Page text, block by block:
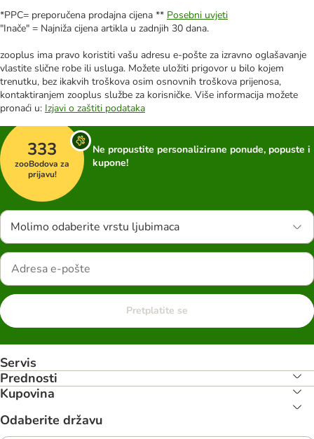
*PPC= preporučena prodajna cijena ** Posebni uvjeti
"Inače" = Najniža cijena artikla u zadnjih 30 dana.
zooplus ima pravo koristiti vašu adresu e-pošte za izravno oglašavanje
vlastite slične robe ili usluga. Možete uložiti prigovor u bilo kojem
trenutku, bez ikakvih troškova osim osnovnih troškova prijenosa,
kontaktiranjem zooplus službe za korisničke. Više informacija možete
pronaći u: Izjavi o zaštiti podataka
333
zooBodova za
prijavu!
Ne propustite personalizirane ponude, popuste i
kupone!
Molimo odaberite vrstu ljubimaca
Pretplatite se
Servis
Prednosti
Kupovina
Odaberite državu